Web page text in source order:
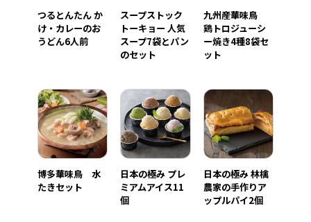
つるとんたん か
け・カレーのお
うどん6人前
スープストック
トーキョー 人気
スープ7袋とパン
のセット
九州産華味鳥
鶏トロジューシ
ー焼き4種8袋セ
ット
博多華味鳥 水
たきセット
日本の極み プレ
ミアムアイス11
個
日本の極み 林檎
農家の手作りア
ップルパイ2個